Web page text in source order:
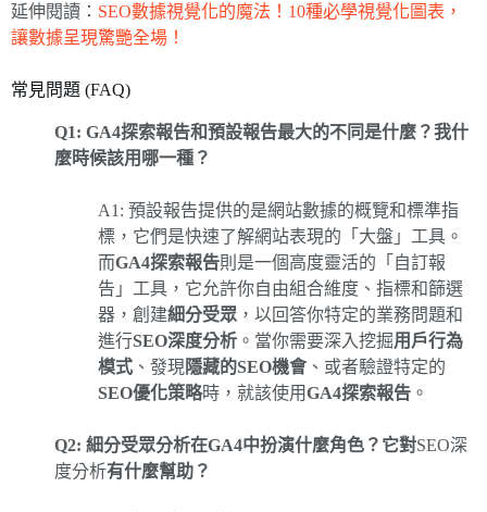
延伸閱讀： SEO數據視覺化的魔法！10種必學視覺化圖表，
讓數據呈現驚艷全場！
常見問題 (FAQ)
Q1: GA4探索報告和預設報告最大的不同是什麼？我什
麼時候該用哪一種？
A1: 預設報告提供的是網站數據的概覽和標準指
標，它們是快速了解網站表現的「大盤」工具。
而GA4探索報告則是一個高度靈活的「自訂報
告」工具，它允許你自由組合維度、指標和篩選
器，創建細分受眾 ，以回答你特定的業務問題和
進行SEO深度分析 。當你需要深入挖掘用戶行為
模式 、發現 隱藏的SEO機會、或者驗證特定的
SEO優化策略時，就該使用GA4探索報告 。
Q2: 細分受眾分析在GA4中扮演什麼角色？它對SEO深
度分析有什麼幫助？